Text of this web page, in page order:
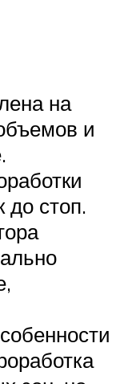
на
и
до стоп.